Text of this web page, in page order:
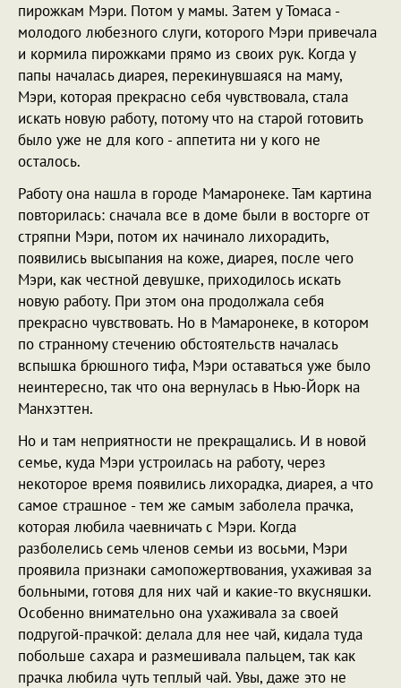
пирожкам Мэри. Потом у мамы. Затем у Томаса -
молодого любезного слуги, которого Мэри привечала
и кормила пирожками прямо из своих рук. Когда у
папы началась диарея, перекинувшаяся на маму,
Мэри, которая прекрасно себя чувствовала, стала
искать новую работу, потому что на старой готовить
было уже не для кого - аппетита ни у кого не
осталось.
Работу она нашла в городе Мамаронеке. Там картина
повторилась: сначала все в доме были в восторге от
стряпни Мэри, потом их начинало лихорадить,
появились высыпания на коже, диарея, после чего
Мэри, как честной девушке, приходилось искать
новую работу. При этом она продолжала себя
прекрасно чувствовать. Но в Мамаронеке, в котором
по странному стечению обстоятельств началась
вспышка брюшного тифа, Мэри оставаться уже было
неинтересно, так что она вернулась в Нью-Йорк на
Манхэттен.
Но и там неприятности не прекращались. И в новой
семье, куда Мэри устроилась на работу, через
некоторое время появились лихорадка, диарея, а что
самое страшное - тем же самым заболела прачка,
которая любила чаевничать с Мэри. Когда
разболелись семь членов семьи из восьми, Мэри
проявила признаки самопожертвования, ухаживая за
больными, готовя для них чай и какие-то вкусняшки.
Особенно внимательно она ухаживала за своей
подругой-прачкой: делала для нее чай, кидала туда
побольше сахара и размешивала пальцем, так как
прачка любила чуть теплый чай. Увы, даже это не